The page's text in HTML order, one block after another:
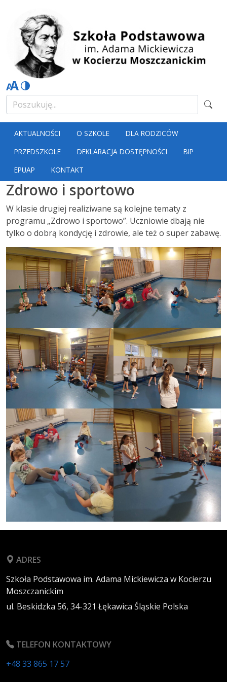
AKTUALNOŚCI O SZKOLE
DLA RODZICÓW
PRZEDSZKOLE
DEKLARACJA DOSTĘPNOŚCI
BIP
EPUAP
KONTAKT
Zdrowo i sportowo
W klasie drugiej realiziwane są kolejne tematy z
programu „Zdrowo i sportowo”. Uczniowie dbają nie
tylko o dobrą kondycję i zdrowie, ale też o super zabawę.
ADRES
Szkoła Podstawowa im. Adama Mickiewicza w Kocierzu
Moszczanickim
ul. Beskidzka 56, 34-321 Łękawica Śląskie Polska
TELEFON KONTAKTOWY
+48 33 865 17 57